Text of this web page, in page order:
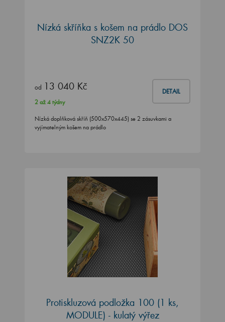
Nízká skříňka s košem na prádlo DOS
SNZ2K 50
od 13 040 Kč DETAIL
2 až 4 týdny
Nízká doplňková skříň (500x570x445) se 2 zásuvkami a
vyjímatelným košem na prádlo
Protiskluzová podložka 100 (1 ks,
MODULE) - kulatý výřez